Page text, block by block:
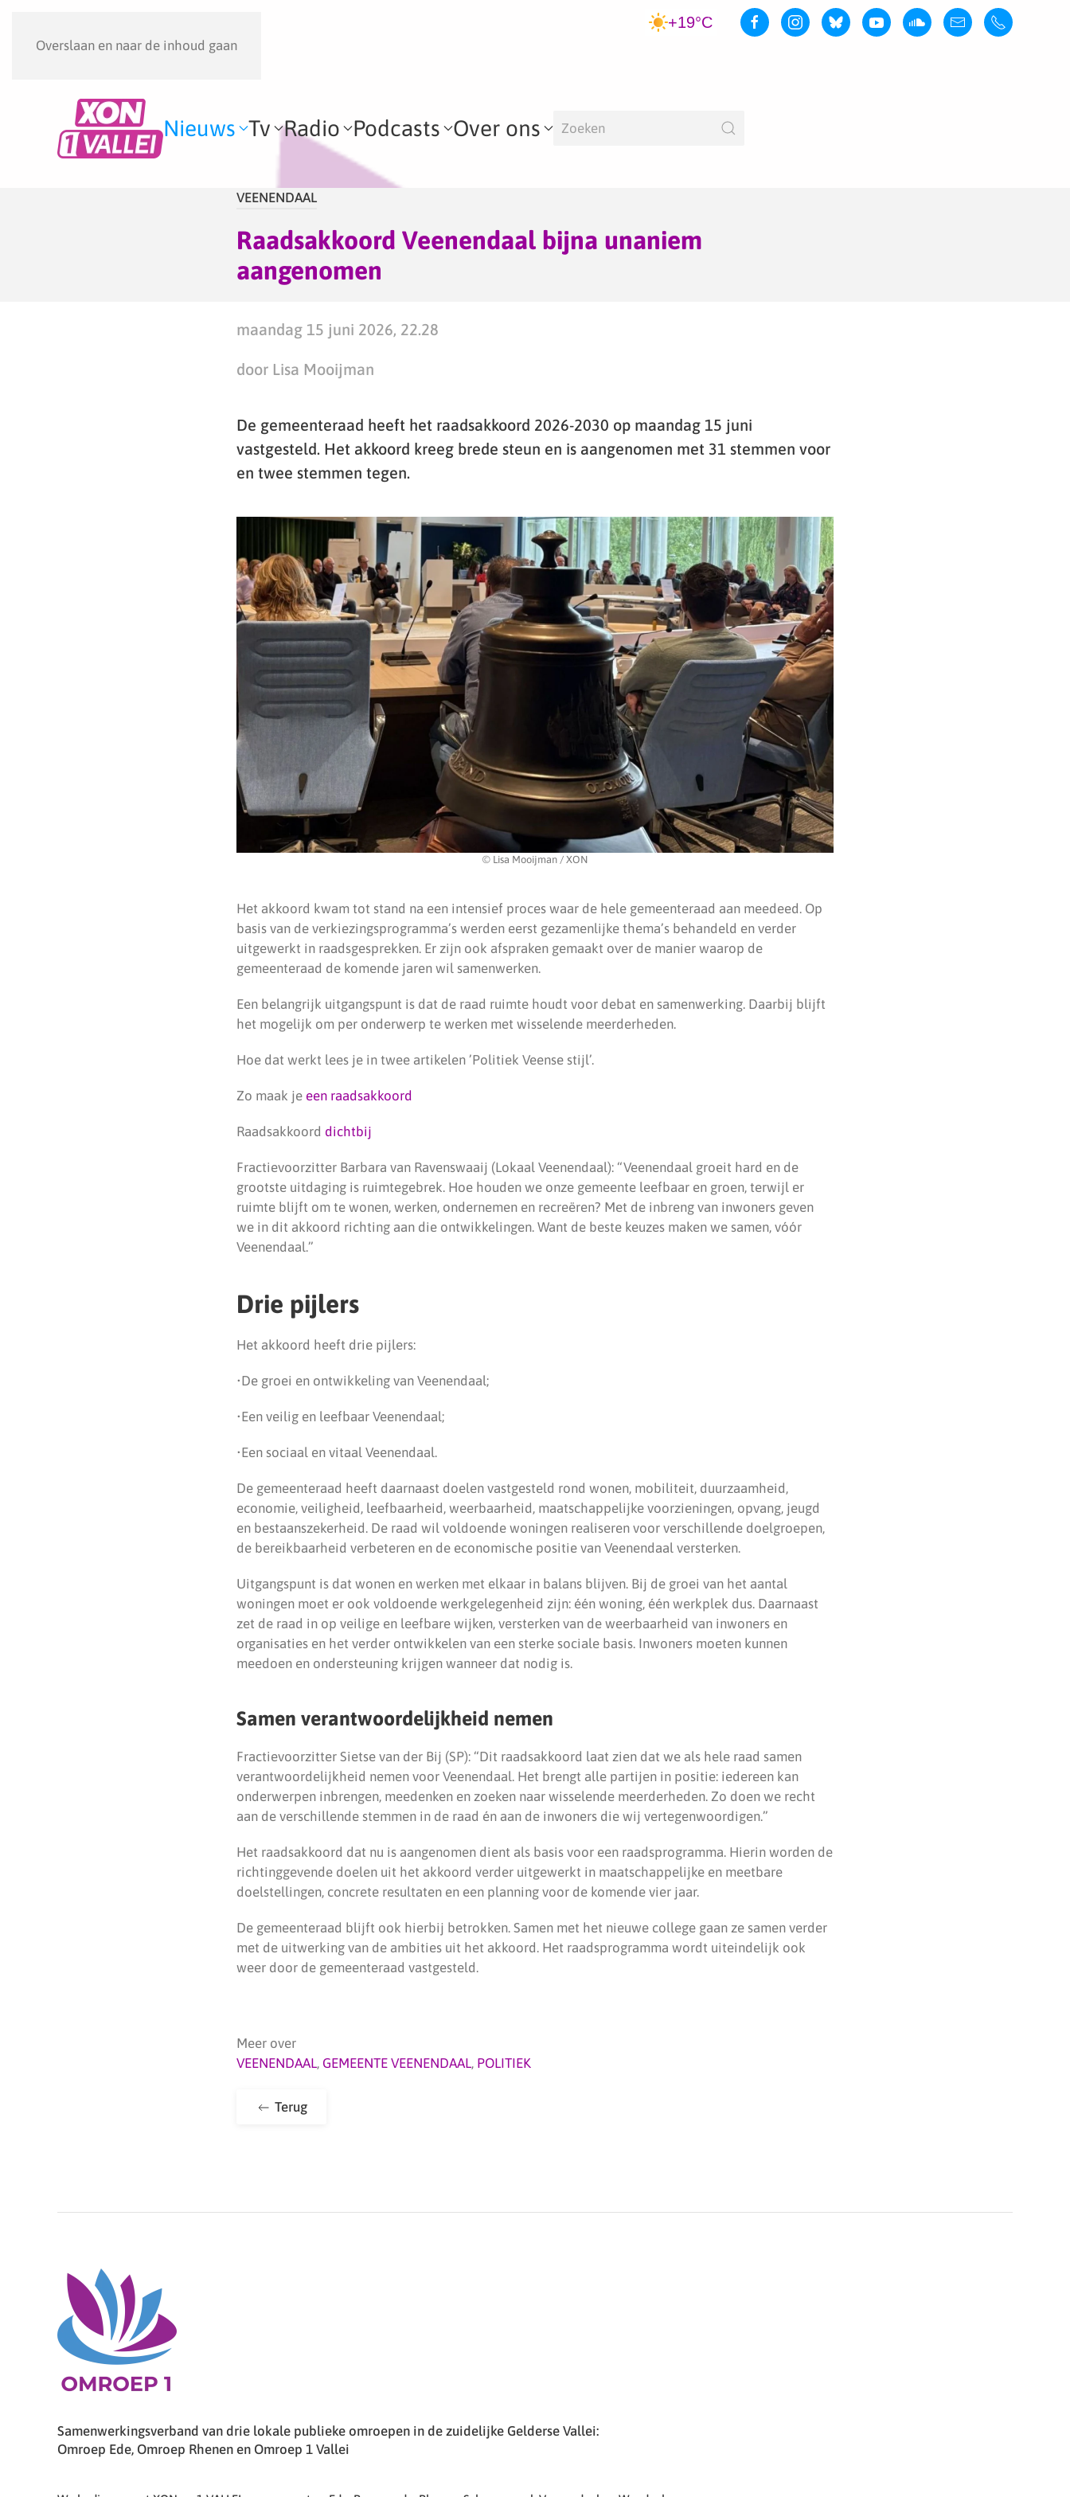
Overslaan en naar de inhoud gaan
+19°C
Nieuws Tv Radio Podcasts Over ons
VEENENDAAL
Raadsakkoord Veenendaal bijna unaniem
aangenomen
maandag 15 juni 2026, 22.28
door Lisa Mooijman
De gemeenteraad heeft het raadsakkoord 2026-2030 op maandag 15 juni
vastgesteld. Het akkoord kreeg brede steun en is aangenomen met 31 stemmen voor
en twee stemmen tegen.
© Lisa Mooijman / XON
Het akkoord kwam tot stand na een intensief proces waar de hele gemeenteraad aan meedeed. Op
basis van de verkiezingsprogramma’s werden eerst gezamenlijke thema’s behandeld en verder
uitgewerkt in raadsgesprekken. Er zijn ook afspraken gemaakt over de manier waarop de
gemeenteraad de komende jaren wil samenwerken.
Een belangrijk uitgangspunt is dat de raad ruimte houdt voor debat en samenwerking. Daarbij blijft
het mogelijk om per onderwerp te werken met wisselende meerderheden.
Hoe dat werkt lees je in twee artikelen ’Politiek Veense stijl’.
Zo maak je een raadsakkoord
Raadsakkoord dichtbij
Fractievoorzitter Barbara van Ravenswaaij (Lokaal Veenendaal): “Veenendaal groeit hard en de
grootste uitdaging is ruimtegebrek. Hoe houden we onze gemeente leefbaar en groen, terwijl er
ruimte blijft om te wonen, werken, ondernemen en recreëren? Met de inbreng van inwoners geven
we in dit akkoord richting aan die ontwikkelingen. Want de beste keuzes maken we samen, vóór
Veenendaal.”
Drie pijlers
Het akkoord heeft drie pijlers:
•De groei en ontwikkeling van Veenendaal;
•Een veilig en leefbaar Veenendaal;
•Een sociaal en vitaal Veenendaal.
De gemeenteraad heeft daarnaast doelen vastgesteld rond wonen, mobiliteit, duurzaamheid,
economie, veiligheid, leefbaarheid, weerbaarheid, maatschappelijke voorzieningen, opvang, jeugd
en bestaanszekerheid. De raad wil voldoende woningen realiseren voor verschillende doelgroepen,
de bereikbaarheid verbeteren en de economische positie van Veenendaal versterken.
Uitgangspunt is dat wonen en werken met elkaar in balans blijven. Bij de groei van het aantal
woningen moet er ook voldoende werkgelegenheid zijn: één woning, één werkplek dus. Daarnaast
zet de raad in op veilige en leefbare wijken, versterken van de weerbaarheid van inwoners en
organisaties en het verder ontwikkelen van een sterke sociale basis. Inwoners moeten kunnen
meedoen en ondersteuning krijgen wanneer dat nodig is.
Samen verantwoordelijkheid nemen
Fractievoorzitter Sietse van der Bij (SP): “Dit raadsakkoord laat zien dat we als hele raad samen
verantwoordelijkheid nemen voor Veenendaal. Het brengt alle partijen in positie: iedereen kan
onderwerpen inbrengen, meedenken en zoeken naar wisselende meerderheden. Zo doen we recht
aan de verschillende stemmen in de raad én aan de inwoners die wij vertegenwoordigen.”
Het raadsakkoord dat nu is aangenomen dient als basis voor een raadsprogramma. Hierin worden de
richtinggevende doelen uit het akkoord verder uitgewerkt in maatschappelijke en meetbare
doelstellingen, concrete resultaten en een planning voor de komende vier jaar.
De gemeenteraad blijft ook hierbij betrokken. Samen met het nieuwe college gaan ze samen verder
met de uitwerking van de ambities uit het akkoord. Het raadsprogramma wordt uiteindelijk ook
weer door de gemeenteraad vastgesteld.
Meer over
VEENENDAAL, GEMEENTE VEENENDAAL, POLITIEK
Terug
Samenwerkingsverband van drie lokale publieke omroepen in de zuidelijke Gelderse Vallei:
Omroep Ede, Omroep Rhenen en Omroep 1 Vallei